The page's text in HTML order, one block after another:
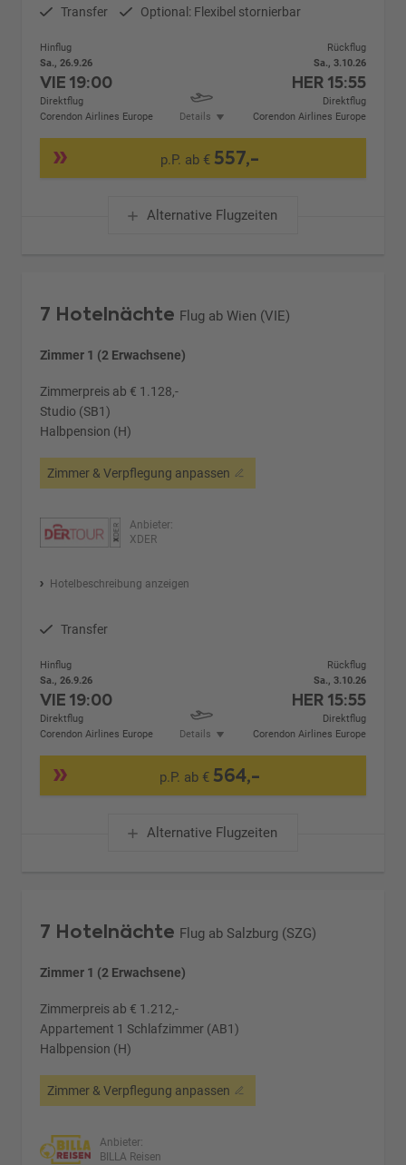
Transfer Optional: Flexibel stornierbar
Hinflug
Sa., 26.9.26
VIE19:00
Direktflug
Corendon Airlines Europe
Details
Rückflug
Sa., 3.10.26
HER 15:55
Direktflug
Corendon Airlines Europe
p.P. ab € 557,-
Alternative Flugzeiten
7 Hotelnächte Flug ab Wien (VIE)
Zimmer 1 (2 Erwachsene)
Zimmerpreis ab € 1.128,-
Studio (SB1)
Halbpension (H)
Zimmer & Verpflegung anpassen
Anbieter:
XDER
Hotelbeschreibung anzeigen
Transfer
Hinflug
Sa., 26.9.26
VIE19:00
Direktflug
Corendon Airlines Europe
Details
Rückflug
Sa., 3.10.26
HER 15:55
Direktflug
Corendon Airlines Europe
p.P. ab € 564,-
Alternative Flugzeiten
7 Hotelnächte Flug ab Salzburg (SZG)
Zimmer 1 (2 Erwachsene)
Zimmerpreis ab € 1.212,-
Appartement 1 Schlafzimmer (AB1)
Halbpension (H)
Zimmer & Verpflegung anpassen
Anbieter:
BILLA Reisen